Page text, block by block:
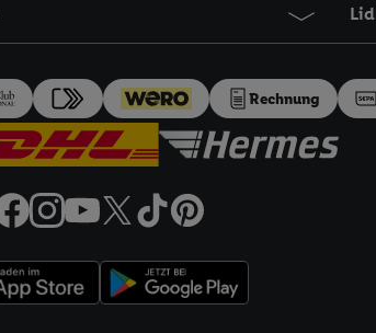
Rechnung